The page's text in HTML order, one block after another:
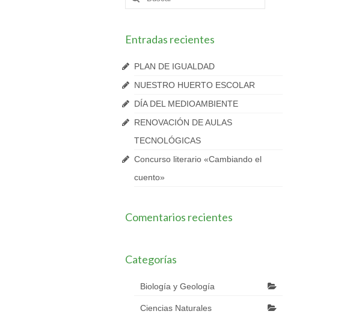
por:
Entradas recientes
PLAN DE IGUALDAD
NUESTRO HUERTO ESCOLAR
DÍA DEL MEDIOAMBIENTE
RENOVACIÓN DE AULAS
TECNOLÓGICAS
Concurso literario «Cambiando el
cuento»
Comentarios recientes
Categorías
Biología y Geología
Ciencias Naturales